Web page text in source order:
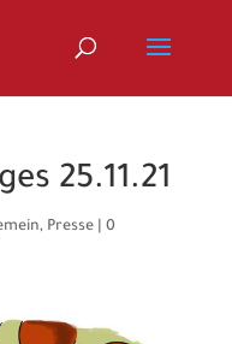
25.11.21
, Presse| 0